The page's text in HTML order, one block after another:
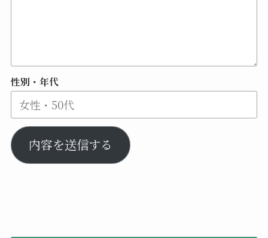
性別・年代
内容を送信する